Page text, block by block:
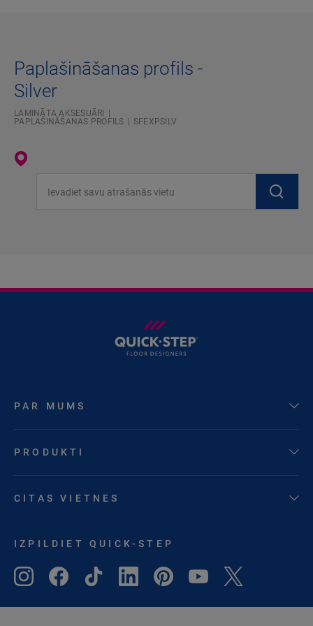
Paplašināšanas profils -
Silver
LAMINĀTA AKSESUĀRI
PAPLAŠINĀŠANAS PROFILS
SFEXPSILV
PAR MUMS
PRODUKTI
CITAS VIETNES
IZPILDIET QUICK-STEP